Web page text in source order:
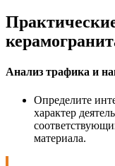
Анализ трафика и
Определите
характер
материала.